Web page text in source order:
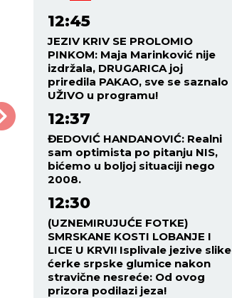
12:45
JEZIV KRIV SE PROLOMIO
PINKOM: Maja Marinković nije
izdržala, DRUGARICA joj
priredila PAKAO, sve se saznalo
UŽIVO u programu!
12:37
ĐEDOVIĆ HANDANOVIĆ: Realni
sam optimista po pitanju NIS,
bićemo u boljoj situaciji nego
2008.
12:30
(UZNEMIRUJUĆE FOTKE)
SMRSKANE KOSTI LOBANJE I
LICE U KRVI! Isplivale jezive slike
ćerke srpske glumice nakon
stravične nesreće: Od ovog
prizora podilazi jeza!